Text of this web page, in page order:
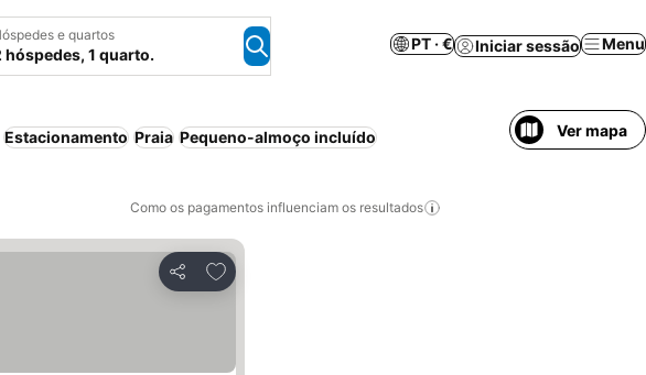
e quartos
hóspedes, 1 quarto.
PT · € Iniciar sessão Menu
Estacionamento Praia Pequeno-almoço incluído Ver mapa
Como os pagamentos influenciam os resultados
Partilhar
Adicionar aos favoritos